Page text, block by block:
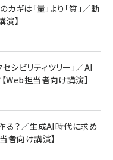
億貯めた株式投資
ルールのデザイン
もっと見る
クティブノイズキャンセリ
ケーブル 240W 結束バン
リコン素材採用 iPhone
iPad Pro MacBook
ッドナイトブラック)
ミッドナイトブラック)
ベル 350ml 缶 24本 ビー
〆切! 黒ラベルビヤセラー
ギは「量」より「質」／動
】
シビリティツリー」／AI
Web担当者向け講演】
る？／生成AI時代に求め
者向け講演】